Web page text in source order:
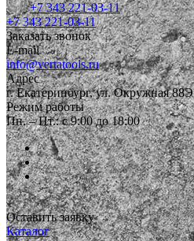
+7 343 221-03-11
+7 343 221-03-11
Заказать звонок
E-mail
info@vertatools.ru
Адрес
г. Екатеринбург, ул. Окружная 88Э
Режим работы
Пн. – Пт.: с 9:00 до 18:00
Оставить заявку
Каталог